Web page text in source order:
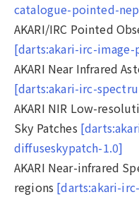
catalogue-pointed-
AKARI/IRC Pointed
[darts:akari-irc-
AKARI Near Infrared
[darts:akari-irc-
AKARI NIR Low-
Sky Patches
diffuseskypatch-1.0]
AKARI Near-infrared
regions [darts:akari-